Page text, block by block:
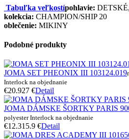
Tabuľka veľkostípohlavie:
kolekcia: CHAMPION/SHIP 20
oblečenie: MIKINY
Podobné produkty
JOMA SET PHEONIX III 103124.019
Interlock na objednanie
€20.927 €Detail
JOMA DÁMSKE ŠORTKY PARIS
polyester Interlock na objednanie
€12.315.9 €Detail